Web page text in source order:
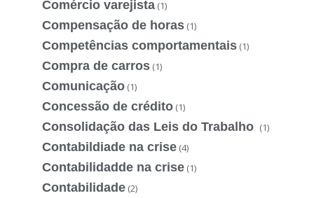
Comércio varejista (1)
Compensação de horas (1)
Competências comportamentais (1)
Compra de carros (1)
Comunicação (1)
Concessão de crédito (1)
Consolidação das Leis do Trabalho (1)
Contabildiade na crise (4)
Contabilidadde na crise (1)
Contabilidade (2)